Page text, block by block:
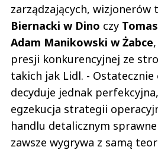
zarządzających, wizjonerów
Biernacki w Dino czy
Adam Manikowski w Żabce
presji konkurencyjnej ze
takich jak Lidl. -
decyduje jednak
egzekucja strategii
handlu detalicznym
zawsze wygrywa z samą